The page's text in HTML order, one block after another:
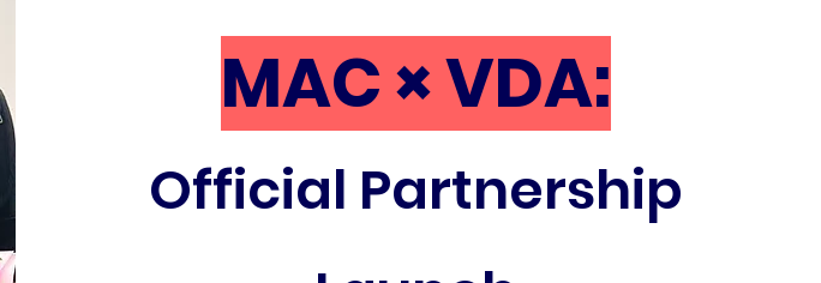
MAC × VDA:
Official Partnership